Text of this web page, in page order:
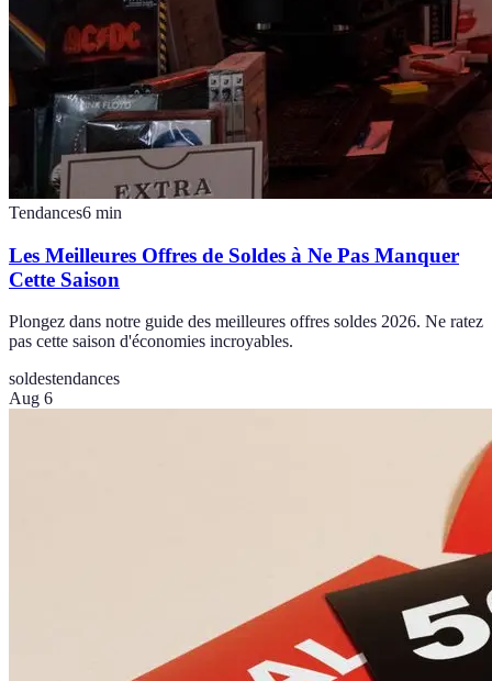
Tendances6 min
Les Meilleures Offres de Soldes à Ne Pas Manquer
Cette Saison
Plongez dans notre guide des meilleures offres soldes 2026. Ne ratez
pas cette saison d'économies incroyables.
soldestendances
Aug 6